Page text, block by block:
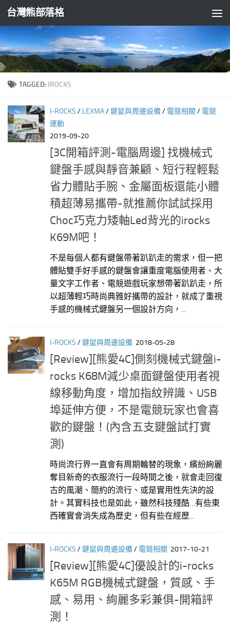
Skip to content
台灣熊部落格
TAGGED: IROCKS
I-ROCKS / LEXMA/鍵鼠與周邊設備/ 電競相關 / 電競
運動
2019-09-20
[3C開箱評測-電腦周邊] 找機械式
鍵盤手感與靜音兼顧、短行程輕鬆
省力體貼手腕、金屬面板還能小體
積超薄易攜帶-就推薦你試試採用
Choc巧克力矮軸Led背光的irocks
K69M吧！
不是每個人都有鍵盤帶著趴趴走的需求，但一把
體貼雙手好手感的鍵盤會讓重度電腦使用者、大
量文字工作者、電競遊戲玩家想帶著趴趴走，所
以超薄輕巧時尚典雅好攜帶的設計，就成了重視
手感的機械式鍵盤另一個設計方向，...
I-ROCKS /鍵鼠與周邊設備 2018-05-28
[Review][熊愛4C]側刻機械式鍵盤i-
rocks K68M減少桌面鍵盤使用者視
線移動角度，增加指紋辨識、USB
埠延伸方便，不是電競玩家也會喜
歡的鍵盤！(內含五支鍵盤試打實
測)
時尚流行界一直會有周期輪替的現象，繽紛絢麗
奪目新奇的衣服流行一段時間之後，就會走回復
古的風潮、簡約的流行、或是實用性先決的設
計。其實科技也是如此，雖然科技殘酷…有些東
西確實會消失成為歷史，但有些在經歷...
I-ROCKS /鍵鼠與周邊設備/ 電競相關 2017-10-21
[Review][熊愛4C]優設計的i-rocks
K65M RGB機械式鍵盤，質感、手
感、易用、絢麗多彩兼俱-開箱評
測！